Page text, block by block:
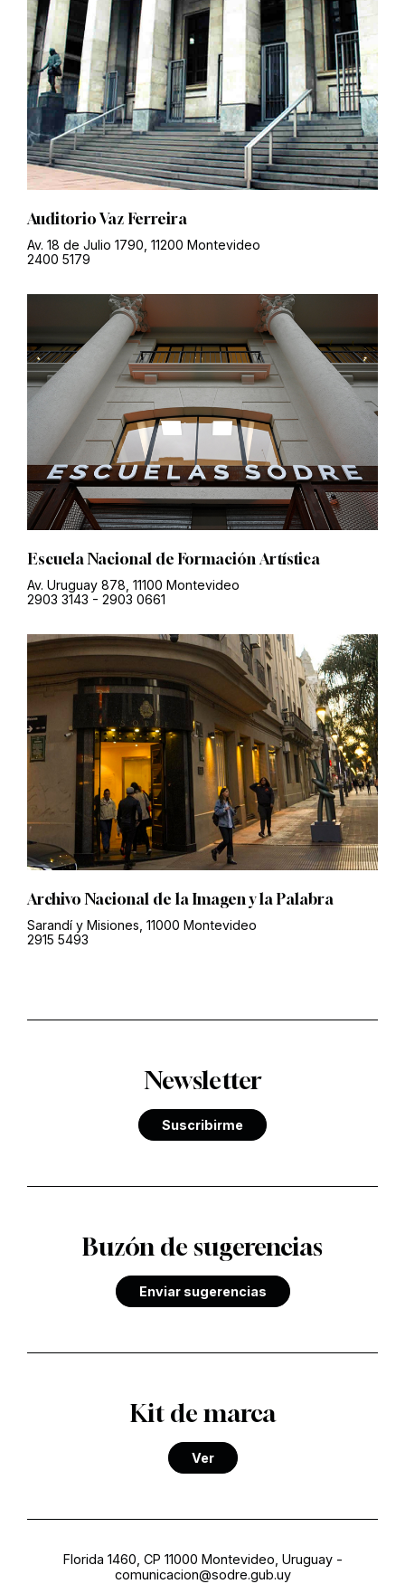
Auditorio Vaz Ferreira
Av. 18 de Julio 1790, 11200 Montevideo
2400 5179
Escuela Nacional de Formación Artística
Av. Uruguay 878, 11100 Montevideo
2903 3143 - 2903 0661
Archivo Nacional de la Imagen y la Palabra
Sarandí y Misiones, 11000 Montevideo
2915 5493
Newsletter
Suscribirme
Buzón de sugerencias
Enviar sugerencias
Kit de marca
Ver
Florida 1460, CP 11000 Montevideo, Uruguay-
comunicacion@sodre.gub.uy